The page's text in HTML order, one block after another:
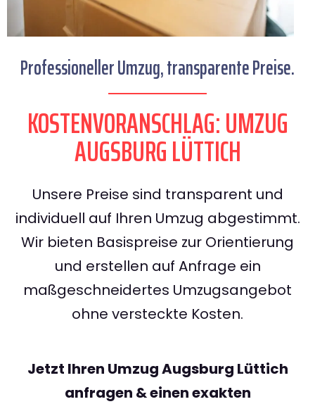
Professioneller Umzug, transparente Preise.
KOSTENVORANSCHLAG: UMZUG
AUGSBURG LÜTTICH
Unsere Preise sind transparent und
individuell auf Ihren Umzug abgestimmt.
Wir bieten Basispreise zur Orientierung
und erstellen auf Anfrage ein
maßgeschneidertes Umzugsangebot
ohne versteckte Kosten.
Jetzt Ihren Umzug Augsburg Lüttich
anfragen & einen exakten